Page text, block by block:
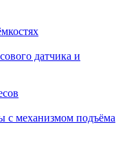
датчика и
механизмом подъёма